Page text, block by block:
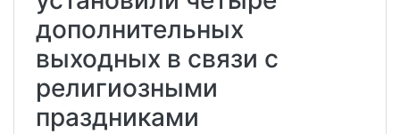
дополнительных
выходных в связи с
религиозными
праздниками